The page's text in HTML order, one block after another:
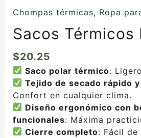
Chompas térmicas, Ropa
Sacos Térmicos
$20.25
Saco polar térmico:
Tejido de secado rápido
Confort en cualquier clima.
Diseño ergonómico con
funcionales: Máxima
Cierre completo: Fácil de